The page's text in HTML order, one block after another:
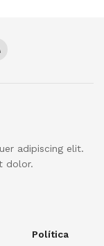
adipiscing elit.
dolor.
Política